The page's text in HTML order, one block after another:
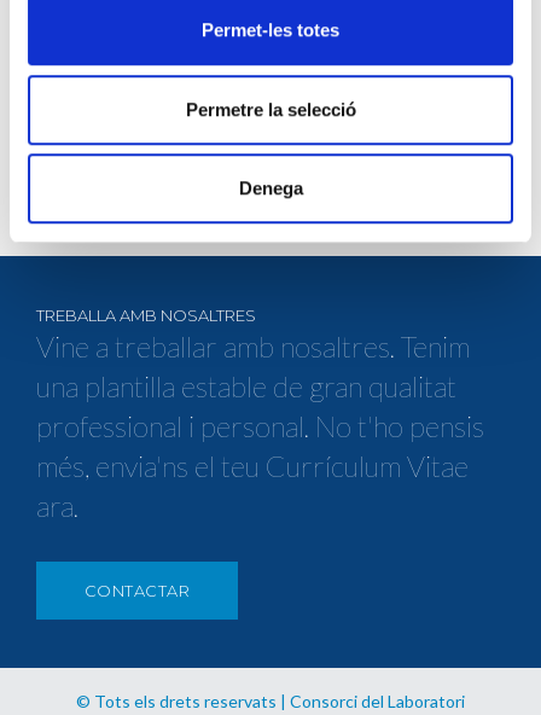
Permet-les totes
Permetre la selecció
Denega
CLILAB Diagnòstics us desitja bona diada de Sant Jordi!
TREBALLA AMB NOSALTRES
Vine a treballar amb nosaltres. Tenim
una plantilla estable de gran qualitat
professional i personal. No t'ho pensis
més, envia'ns el teu Currículum Vitae
ara.
CONTACTAR
© Tots els drets reservats | Consorci del Laboratori